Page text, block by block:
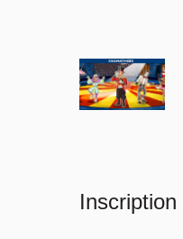
Inscription